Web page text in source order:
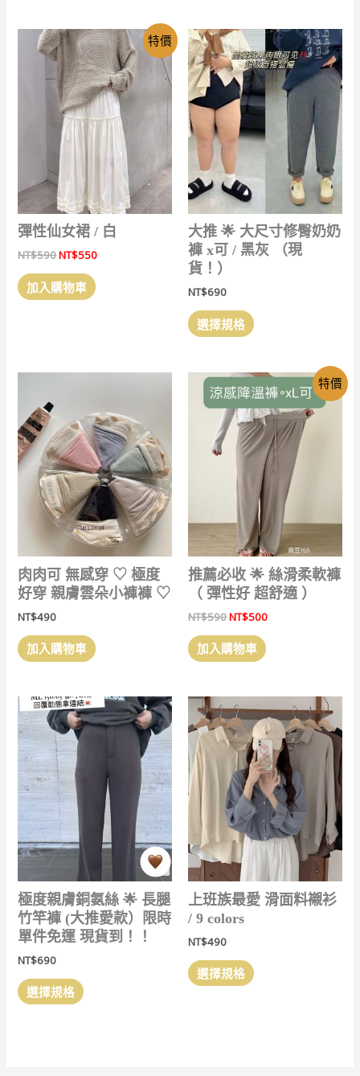
多
種
款
式。
可
在
產
面
選
擇
選
有
多
種
款
式。
可
在
面
選
擇
特價
彈性仙女裙 / 白
NT$590原
價
格：
NT$550目
加入購物車
大推 🌟 大尺寸修臀奶奶
褲 x可 / 黑灰 （現
貨！）
NT$690
選擇規格 產
有
多
種
款
式。
可
在
產
品
頁
面
選
擇
選
肉肉可 無感穿 ‎♡ 極度
好穿 親膚雲朵小褲褲 ‎♡
NT$490
加入購物車
特價
推薦必收 🌟 絲滑柔軟褲
（ 彈性好 超舒適 ）
NT$590原
價
格：
NT$500目
加入購物車
極度親膚銅氨絲 🌟 長腿
竹竿褲 (大推愛款）限時
單件免運 現貨到！！
NT$690
選擇規格 產
上班族最愛 滑面料襯衫
/ 9 colors
NT$490
選擇規格 產